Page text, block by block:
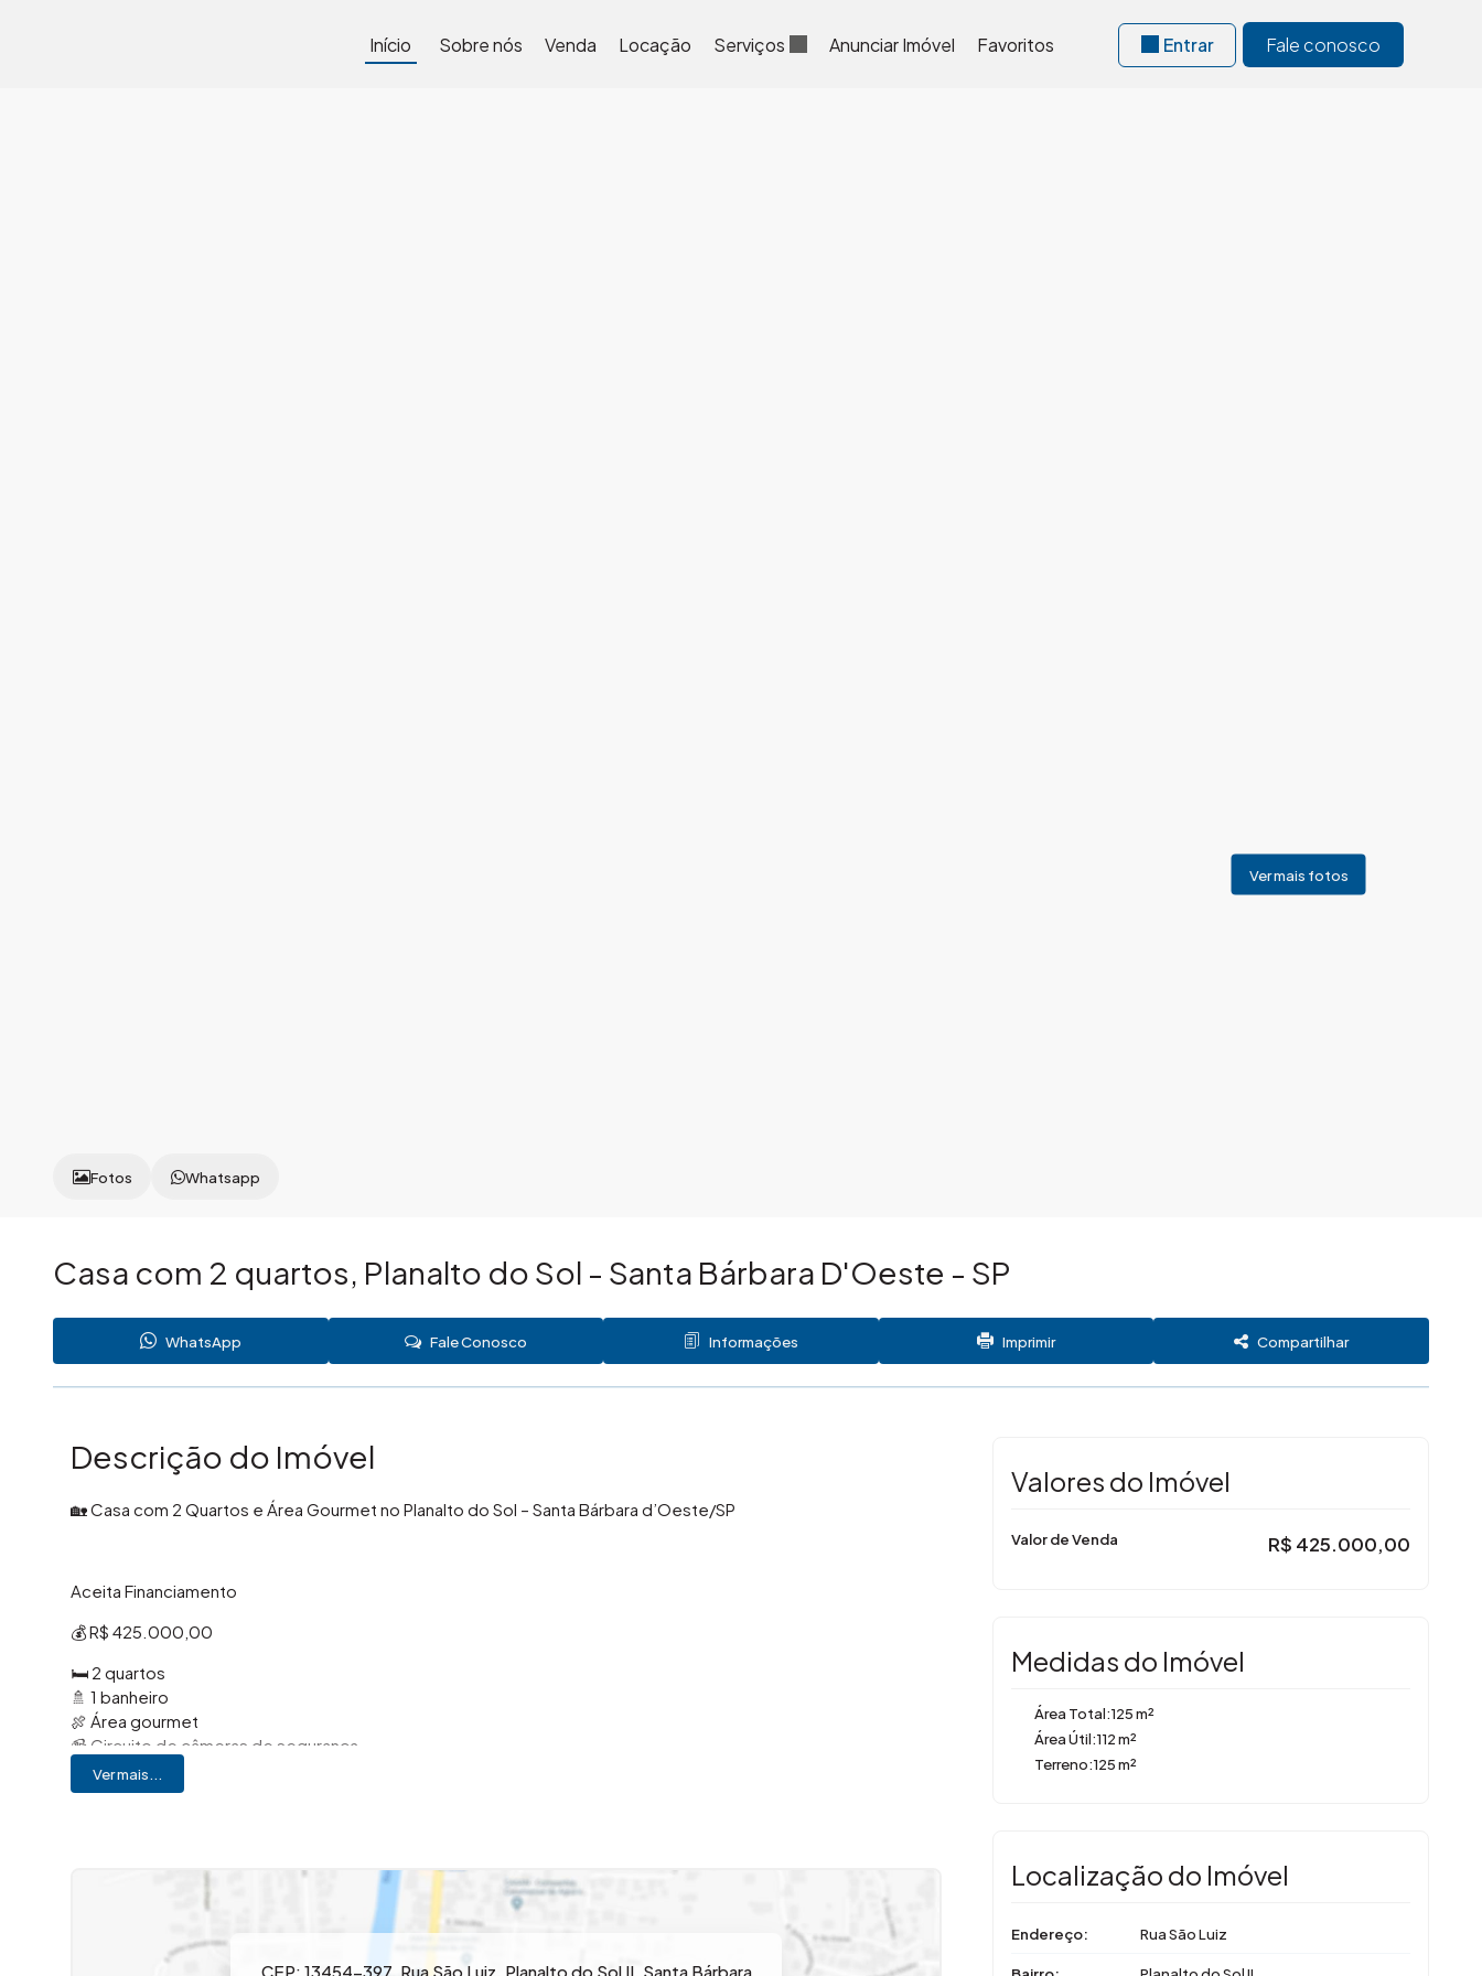
Fale conosco
Entrar
Favoritos
Anunciar Imóvel
Serviços
Locação
Venda
Sobre nós
Início
Fotos Whatsapp
Casa com 2 quartos, Planalto do Sol - Santa Bárbara D'Oeste - SP
WhatsApp Fale Conosco Informações Imprimir Compartilhar
Descrição do Imóvel
🏡 Casa com 2 Quartos e Área Gourmet no Planalto do Sol – Santa Bárbara d’Oeste/SP
Aceita Financiamento
💰 R$ 425.000,00
🛏️ 2 quartos
🚿 1 banheiro
🍖 Área gourmet
📹 Circuito de câmeras de segurança
🔐 Portão eletrônico
📍 Excelente localização
farmácias e demais serviços essenciais, proporcionando praticidade e comodidade para toda a família.
✨ O imóvel oferece ambientes bem distribuídos e funcionais, ideais para quem busca conforto e segurança no
dia a dia. A área gourmet é um diferencial que proporciona momentos especiais de lazer e confraternização
com familiares e amigos. Além disso, o circuito de câmeras e o portão eletrônico garantem mais tranquilidade e
Ver mais...
CEP: 13454-397, Rua São Luiz, Planalto do Sol II, Santa Bárbara
Valores do Imóvel
R$ 425.000,00
Valor de Venda
Medidas do Imóvel
Área Total:125 m²
Área Útil:112 m²
Terreno:125 m²
Localização do Imóvel
Endereço: Rua São Luiz